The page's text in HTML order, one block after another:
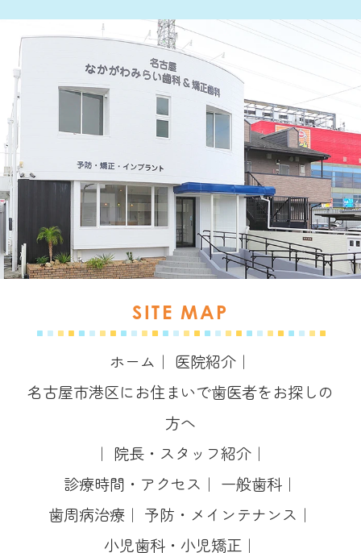
SITE MAP
ホーム ｜ 医院紹介 ｜
名古屋市港区にお住まいで歯医者をお探しの
方へ
｜ 院長・スタッフ紹介 ｜
診療時間・アクセス ｜ 一般歯科 ｜
歯周病治療 ｜ 予防・メインテナンス ｜
小児歯科・小児矯正 ｜